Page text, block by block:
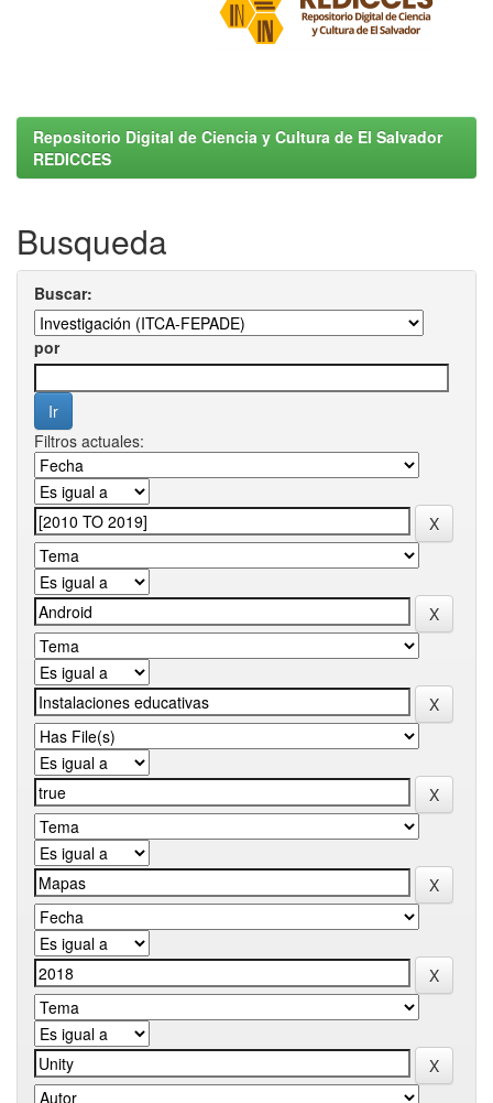
Repositorio Digital de Ciencia y Cultura de El Salvador
REDICCES
Busqueda
Buscar:
por
Filtros actuales: